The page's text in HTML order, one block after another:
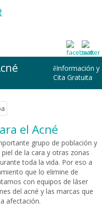
Información y
Cita Gratuita
el Acné
grupo de población y
de la cara y otras zonas
toda la vida. Por eso a
que lo elimine de
con equipos de láser
del acné y las marcas que
afectación.